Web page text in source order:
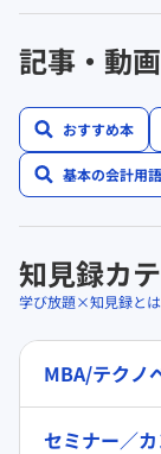
記事・動
おすすめ本
基本の会計用語
知見録カ
学び放題×知見録とは
MBA/テクノ
セミナー／